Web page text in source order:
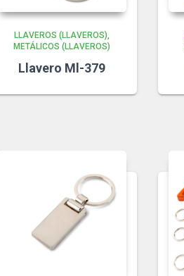
LLAVEROS (LLAVEROS)
METÁLICOS (LLAVEROS)
Llavero Ml-379